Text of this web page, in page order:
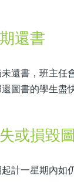
還書
還書，班主任
圖書的學生盡
或損毀
計一星期內如